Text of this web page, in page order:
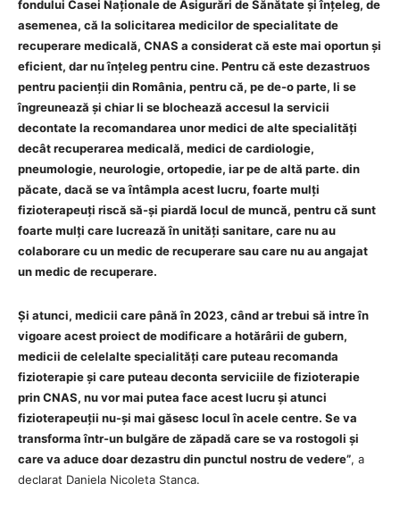
fondului Casei Naționale de Asigurări de Sănătate și înțeleg, de
asemenea, că la solicitarea medicilor de specialitate de
recuperare medicală, CNAS a considerat că este mai oportun și
eficient, dar nu înțeleg pentru cine. Pentru că este dezastruos
pentru pacienții din România, pentru că, pe de-o parte, li se
îngreunează și chiar li se blochează accesul la servicii
decontate la recomandarea unor medici de alte specialități
decât recuperarea medicală, medici de cardiologie,
pneumologie, neurologie, ortopedie, iar pe de altă parte. din
păcate, dacă se va întâmpla acest lucru, foarte mulți
fizioterapeuți riscă să-și piardă locul de muncă, pentru că sunt
foarte mulți care lucrează în unități sanitare, care nu au
colaborare cu un medic de recuperare sau care nu au angajat
un medic de recuperare.
Și atunci, medicii care până în 2023, când ar trebui să intre în
vigoare acest proiect de modificare a hotărârii de gubern,
medicii de celelalte specialități care puteau recomanda
fizioterapie și care puteau deconta serviciile de fizioterapie
prin CNAS, nu vor mai putea face acest lucru și atunci
fizioterapeuții nu-și mai găsesc locul în acele centre. Se va
transforma într-un bulgăre de zăpadă care se va rostogoli și
care va aduce doar dezastru din punctul nostru de vedere”, a
declarat Daniela Nicoleta Stanca.